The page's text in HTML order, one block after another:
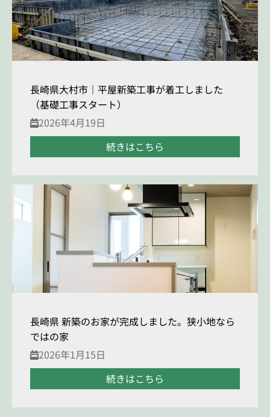
長崎県大村市｜平屋新築工事が着工しました
（基礎工事スタート）
2026年4月19日
続きはこちら
長崎県 新築のお家が完成しました。狭小地なら
ではの家
2026年1月15日
続きはこちら